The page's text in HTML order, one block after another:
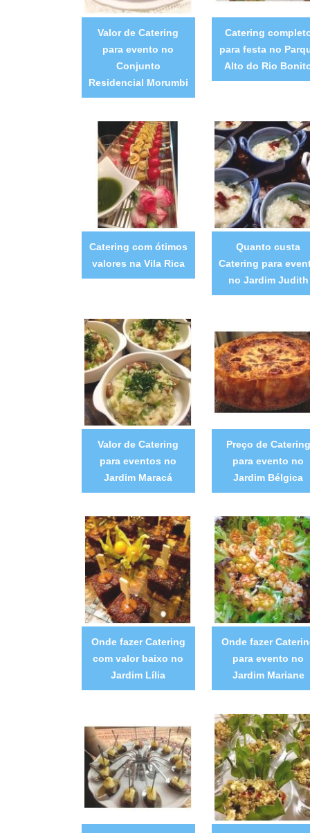
Valor de Catering
para evento no
Conjunto
Residencial Morumbi
Catering
para festa no
Alto do Rio
Catering com ótimos
valores na Vila Rica
Quanto custa
Catering para
no Jardim Judith
Valor de Catering
para eventos no
Jardim Maracá
Preço de Catering
para evento no
Jardim Bélgica
Onde fazer Catering
com valor baixo no
Jardim Lília
Onde fazer
para evento no
Jardim Mariane